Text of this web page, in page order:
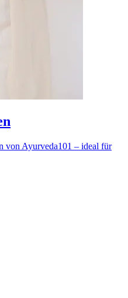
von Ayurveda101 – ideal für